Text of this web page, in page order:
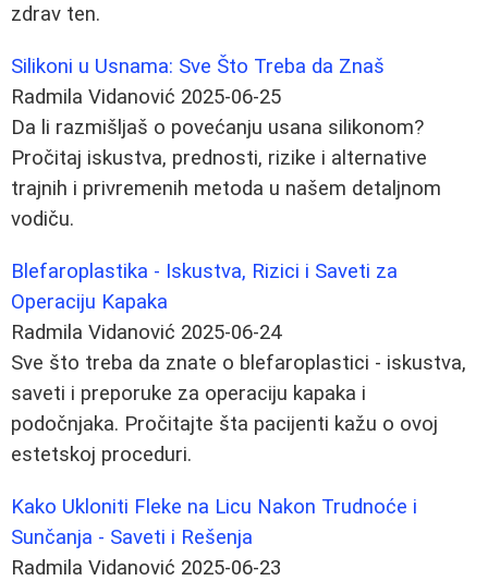
zdrav ten.
Silikoni u Usnama: Sve Što Treba da Znaš
Radmila Vidanović 2025-06-25
Da li razmišljaš o povećanju usana silikonom?
Pročitaj iskustva, prednosti, rizike i alternative
trajnih i privremenih metoda u našem detaljnom
vodiču.
Blefaroplastika - Iskustva, Rizici i Saveti za
Operaciju Kapaka
Radmila Vidanović 2025-06-24
Sve što treba da znate o blefaroplastici - iskustva,
saveti i preporuke za operaciju kapaka i
podočnjaka. Pročitajte šta pacijenti kažu o ovoj
estetskoj proceduri.
Kako Ukloniti Fleke na Licu Nakon Trudnoće i
Sunčanja - Saveti i Rešenja
Radmila Vidanović 2025-06-23